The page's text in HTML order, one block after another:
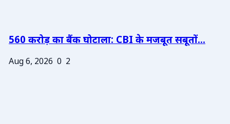
560 करोड़ का बैंक घोटाला: CBI के मजबूत सबूतों...
Aug 6, 2026 0 2